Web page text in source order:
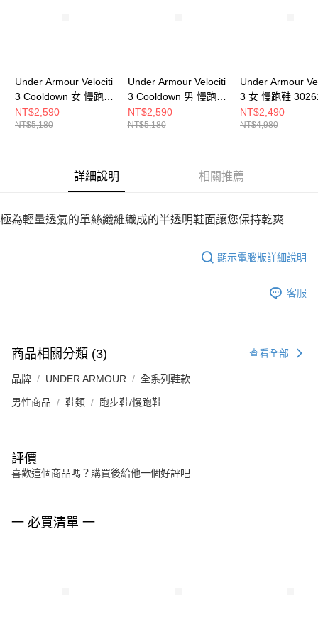
Under Armour Velociti
3 Cooldown 女 慢跑鞋
3027521-301
NT$2,590
NT$5,180
Under Armour Velociti
3 Cooldown 男 慢跑鞋
3027519-300
NT$2,590
NT$5,180
Under Armour
3 女 慢跑鞋
105
NT$2,490
NT$4,980
詳細說明 相關推薦
極為輕量透氣的單絲纖維織成的半透明鞋面讓您保持乾爽
顯示電腦版詳細說明
客服
商品相關分類 (3) 查看全部
品牌 UNDER ARMOUR 全系列鞋款
男性商品 鞋類 跑步鞋/慢跑鞋
評價
喜歡這個商品嗎？購買後給他一個好評吧
一 必買清單 一